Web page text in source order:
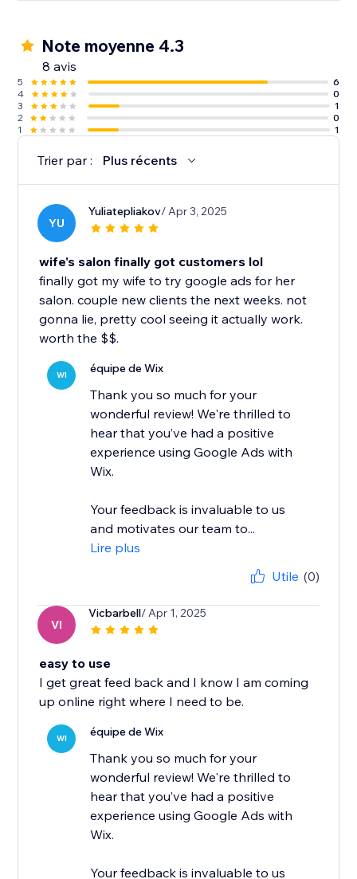
Note moyenne 4.3
8 avis
5
6
4
0
3
1
2
0
1
1
Trier par : Plus récents
YU
Yuliatepliakov/ Apr 3, 2025
wife's salon finally got customers lol
finally got my wife to try google ads for her
salon. couple new clients the next weeks. not
gonna lie, pretty cool seeing it actually work.
worth the $$.
WI équipe de Wix
Thank you so much for your
wonderful review! We're thrilled to
hear that you’ve had a positive
experience using Google Ads with
Wix.
Your feedback is invaluable to us
and motivates our team to...
Lire plus
Utile (0)
VI
Vicbarbell/ Apr 1, 2025
easy to use
I get great feed back and I know I am coming
up online right where I need to be.
WI équipe de Wix
Thank you so much for your
wonderful review! We're thrilled to
hear that you’ve had a positive
experience using Google Ads with
Wix.
Your feedback is invaluable to us